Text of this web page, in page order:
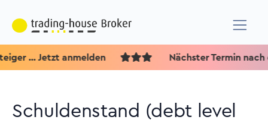
Jetzt anmelden Nächster Termin nach der
Schuldenstand (debt level